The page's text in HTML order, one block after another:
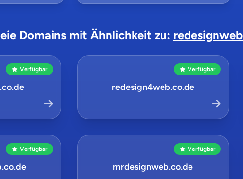
Domains mit Ähnlichkeit zu: redesignweb
Verfügbar Verfügbar
redesign4web.co.de
Verfügbar Verfügbar
mrdesignweb.co.de